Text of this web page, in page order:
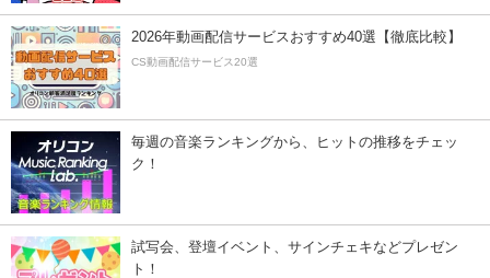
2026年動画配信サービスおすすめ40選【徹底比較】
CS動画配信サービス20選
毎週の音楽ランキングから、ヒットの推移をチェッ
ク！
試写会、登壇イベント、サインチェキなどプレゼン
ト！